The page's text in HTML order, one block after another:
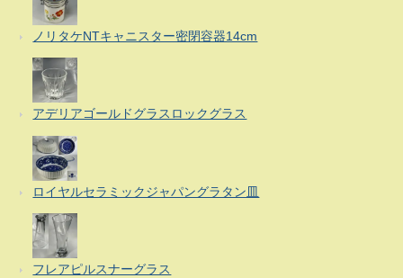
ノリタケNTキャニスター密閉容器14cm
アデリアゴールドグラスロックグラス
ロイヤルセラミックジャパングラタン皿
フレアピルスナーグラス